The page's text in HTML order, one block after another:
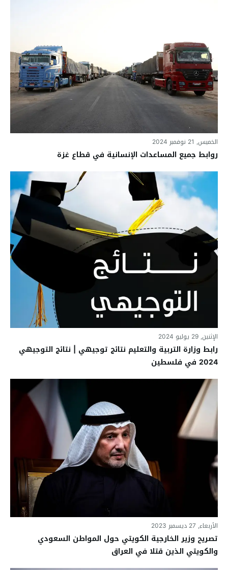
الخميس, 21 نوفمبر 2024
روابط جميع المساعدات الإنسانية في قطاع غزة
الإثنين, 29 يوليو 2024
رابط وزارة التربية والتعليم نتائج توجيهي | نتائج التوجيهي
2024 في فلسطين
الأربعاء, 27 ديسمبر 2023
تصريح وزير الخارجية الكويتي حول المواطن السعودي
والكويتي الذين قتلا في العراق